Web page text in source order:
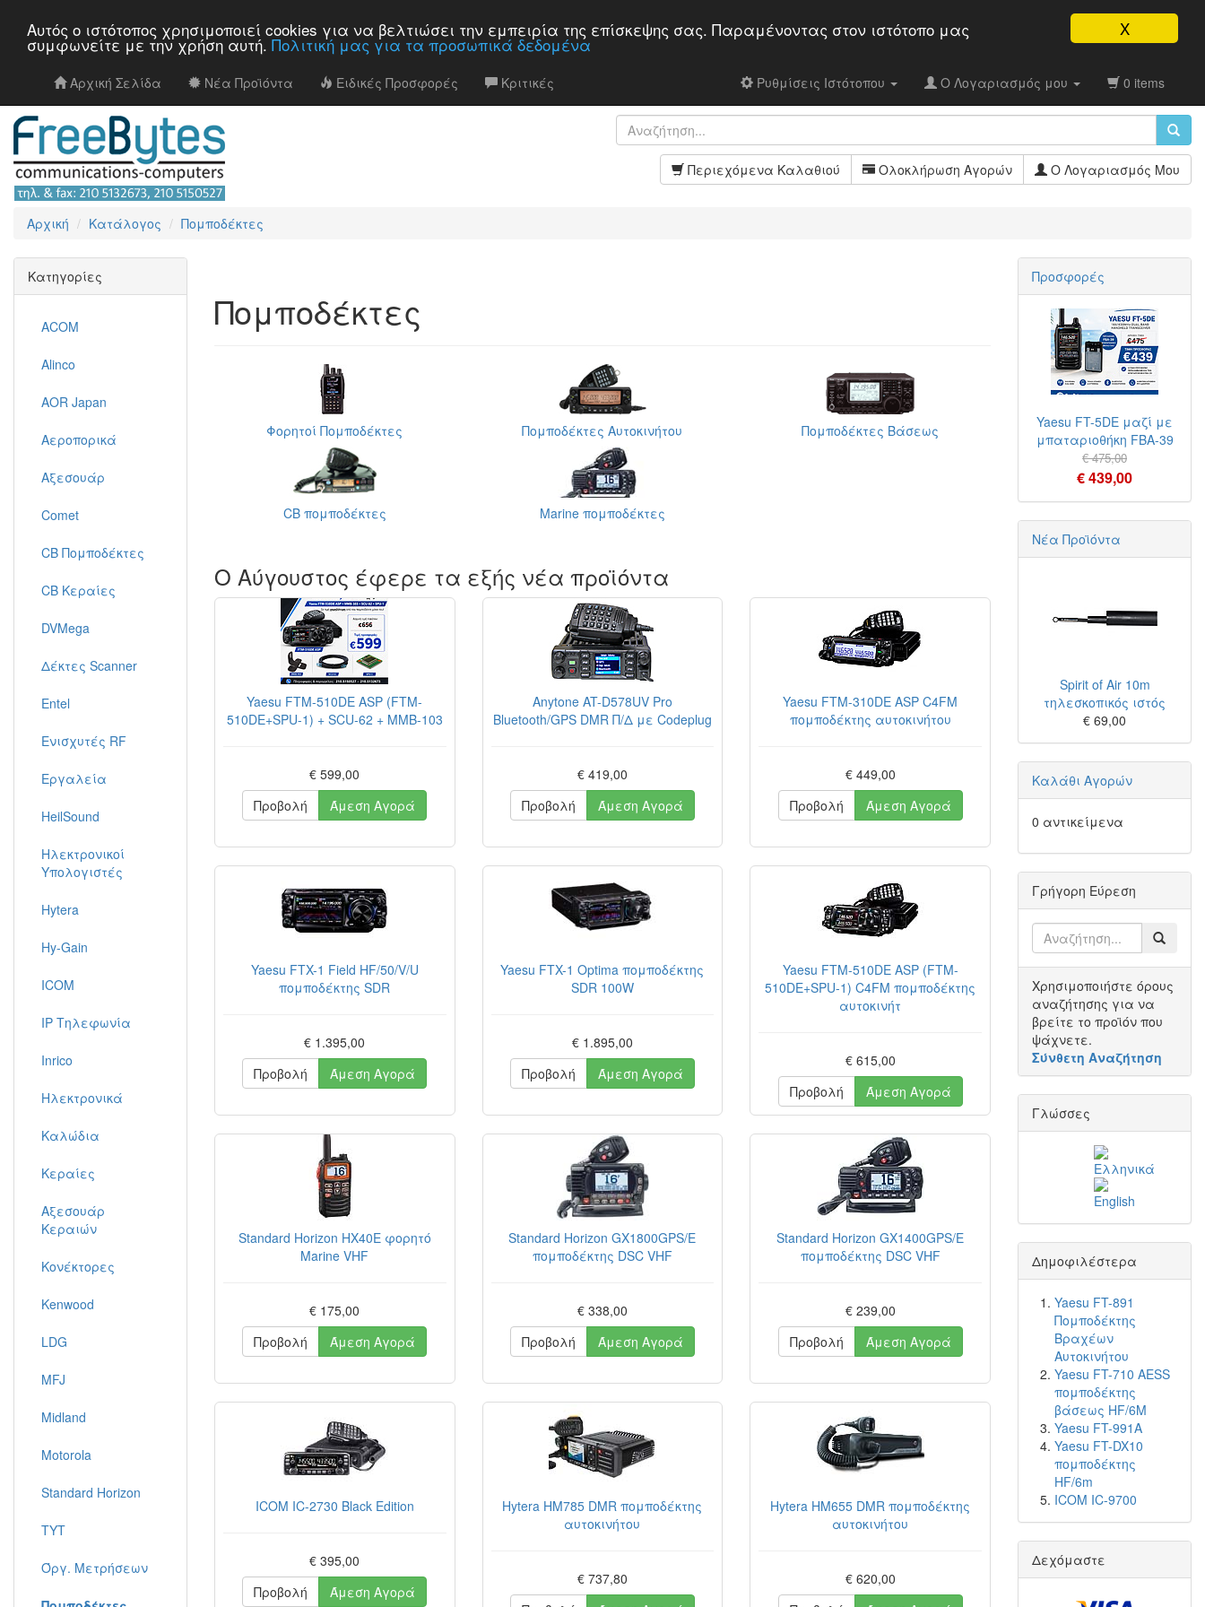
X
Αυτός ο ιστότοπος χρησιμοποιεί cookies για να βελτιώσει την εμπειρία της επίσκεψης σας. Παραμένοντας στον ιστότοπo μας
συμφωνείτε με την χρήση αυτή. Πολιτική μας για τα προσωπικά δεδομένα
Αρχική Σελίδα Νέα Προϊόντα Ειδικές Προσφορές Κριτικές Ρυθμίσεις Ιστότοπου Ο Λογαριασμός μου 0 items
Περιεχόμενα Καλαθιού Ολοκλήρωση Αγορών Ο Λογαριασμός Μου
Αρχική Κατάλογος Πομποδέκτες
Πομποδέκτες
Φορητoί Πομποδέκτες Πομποδέκτες Aυτοκινήτου Πομποδέκτες Βάσεως
CB πομποδέκτες Marine πομποδέκτες
Ο Αύγουστος έφερε τα εξής νέα προϊόντα
Yaesu FTM-510DE ASP (FTM-
510DE+SPU-1) + SCU-62 + MMB-103
€ 599,00
Προβολή
Άμεση Αγορά
Anytone AT-D578UV Pro
Bluetooth/GPS DMR Π/Δ με Codeplug
€ 419,00
Προβολή
Άμεση Αγορά
Yaesu FTM-310DE ASP C4FM
πομποδέκτης αυτοκινήτου
€ 449,00
Προβολή
Άμεση Αγορά
Yaesu FTX-1 Field HF/50/V/U
πομποδέκτης SDR
€ 1.395,00
Προβολή
Άμεση Αγορά
Yaesu FTX-1 Optima πομποδέκτης
SDR 100W
€ 1.895,00
Προβολή
Άμεση Αγορά
Yaesu FTM-510DE ASP (FTM-
510DE+SPU-1) C4FM πομποδέκτης
αυτοκινήτ
€ 615,00
Προβολή
Άμεση Αγορά
Standard Horizon HX40E φορητό
Marine VHF
€ 175,00
Προβολή
Άμεση Αγορά
Standard Horizon GX1800GPS/E
πομποδέκτης DSC VHF
€ 338,00
Προβολή
Άμεση Αγορά
Standard Horizon GX1400GPS/E
πομποδέκτης DSC VHF
€ 239,00
Προβολή
Άμεση Αγορά
ICOM IC-2730 Black Edition
€ 395,00
Προβολή
Άμεση Αγορά
Hytera HM785 DMR πομποδέκτης
αυτοκινήτου
€ 737,80
Hytera HM655 DMR πομποδέκτης
αυτοκινήτου
€ 620,00
Κατηγορίες
ACOM
Alinco
AOR Japan
Αεροπορικά
Αξεσουάρ
Comet
CB Πομποδέκτες
CB Κεραίες
DVMega
Δέκτες Scanner
Entel
Ενισχυτές RF
Εργαλεία
HeilSound
Ηλεκτρονικοί
Υπολογιστές
Hytera
Hy-Gain
ICOM
IP Τηλεφωνία
Inrico
Ηλεκτρονικά
Καλώδια
Κεραίες
Αξεσουάρ
Κεραιών
Κονέκτορες
Kenwood
LDG
MFJ
Midland
Motorola
Standard Horizon
TYT
Όργ. Μετρήσεων
Προσφορές
Yaesu FT-5DE μαζί με
μπαταριοθήκη FBA-39
€ 475,00
€ 439,00
Νέα Προϊόντα
Spirit of Air 10m
τηλεσκοπικός ιστός
€ 69,00
Καλάθι Αγορών
0 αντικείμενα
Γρήγορη Εύρεση
Χρησιμοποιήστε όρους
αναζήτησης για να
βρείτε το προϊόν που
ψάχνετε.
Σύνθετη Αναζήτηση
Γλώσσες
Δημοφιλέστερα
Yaesu FT-891
Πομποδέκτης
Βραχέων
Αυτοκινήτου
Yaesu FT-710 AESS
πομποδέκτης
βάσεως HF/6M
Yaesu FT-991A
Yaesu FT-DX10
πομποδέκτης
HF/6m
ICOM IC-9700
Δεχόμαστε